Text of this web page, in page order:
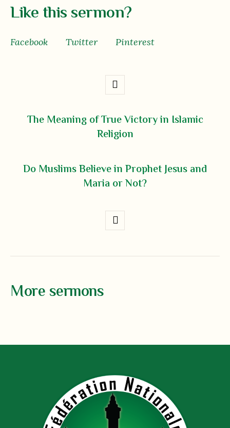
Like this sermon?
Facebook Twitter Pinterest
The Meaning of True Victory in Islamic
Religion
Do Muslims Believe in Prophet Jesus and
Maria or Not?
More sermons